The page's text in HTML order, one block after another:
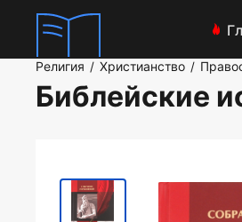
Религия / Христианство /
Библейские